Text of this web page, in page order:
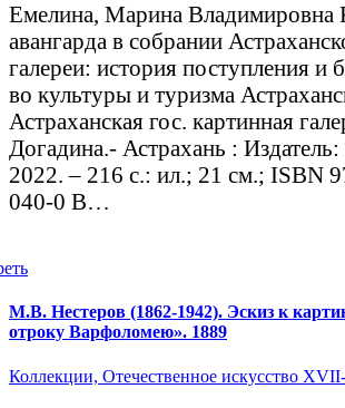
Емелина, Марина Владимировна
авангарда в собрании
галереи: история поступления
во культуры и туризма
Астраханская гос. картинная
Догадина.- Астрахань :
2022. – 216 с.: ил.; 21 см.; ISBN
040-0 В…
М.В. Нестеров (1862-1942). Эскиз к
отроку Варфоломею». 1889
Коллекции, Отечественное искусство